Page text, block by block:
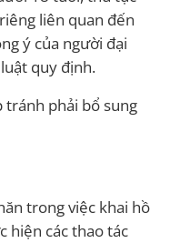
liên quan đến
ý của người đại
quy định.
tránh phải bổ sung
trong việc khai hồ
hiện các thao tác